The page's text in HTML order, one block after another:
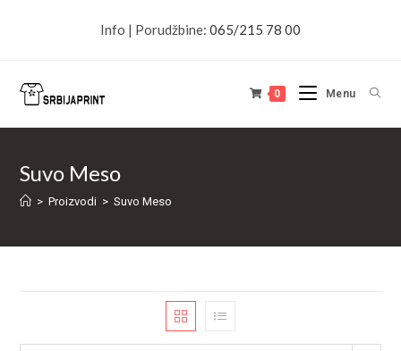
Info | Porudžbine: 065/215 78 00
0 Menu
Suvo Meso
> Proizvodi > Suvo Meso